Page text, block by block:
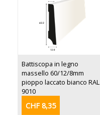
Battiscopa in legno
massello 60/12/8mm
pioppo laccato bianco RAL
9010
CHF 8,35